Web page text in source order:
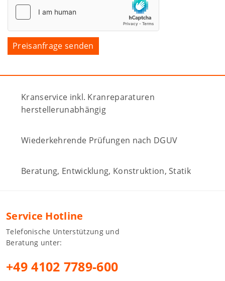
Kranservice inkl. Kranreparaturen
herstellerunabhängig
Wiederkehrende Prüfungen nach DGUV
Beratung, Entwicklung, Konstruktion, Statik
Service Hotline
Telefonische Unterstützung und
Beratung unter:
+49 4102 7789-600